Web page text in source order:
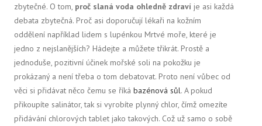
zbytečné. O tom, proč slaná voda ohledně zdraví je asi každá
debata zbytečná. Proč asi doporučují lékaři na kožním
oddělení například lidem s lupénkou Mrtvé moře, které je
jedno z nejslanějších? Hádejte a můžete třikrát. Prostě a
jednoduše, pozitivní účinek mořské soli na pokožku je
prokázaný a není třeba o tom debatovat. Proto není vůbec od
věci si přidávat něco čemu se říká bazénová sůl. A pokud
přikoupíte salinátor, tak si vyrobíte plynný chlor, čímž omezíte
přidávání chlorových tablet jako takových. Což už samo o sobě